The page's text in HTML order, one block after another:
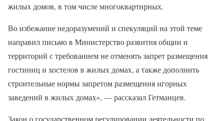
жилых домов, в том числе многоквартирных.
Во избежание недоразумений и спекуляций на этой теме
направил письмо в Министерство развития общин и
территорий с требованием не отменять запрет размещения
гостиниц и хостелов в жилых домах, а также дополнить
строительные нормы запретом размещения игорных
заведений в жилых домах», — рассказал Гетманцев.
Закон о государственном регулировании деятельности по